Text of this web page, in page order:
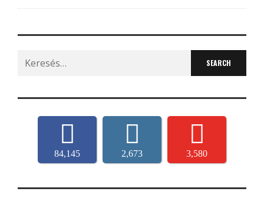
Search
for:
84,145 2,673 3,580